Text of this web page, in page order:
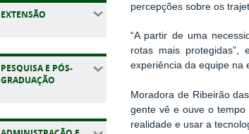
EXTENSÃO
PESQUISA E PÓS-
GRADUAÇÃO
percepções sobre os
“A partir de uma
rotas mais protegidas”,
experiência da equipe na
Moradora de Ribeirão
gente vê e ouve o tempo
realidade e usar a